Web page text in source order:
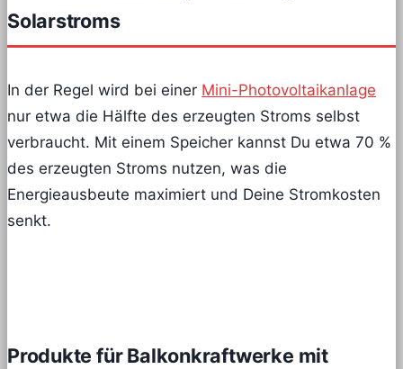
Solarstroms
In der Regel wird bei einer Mini-Photovoltaikanlage
nur etwa die Hälfte des erzeugten Stroms selbst
verbraucht. Mit einem Speicher kannst Du etwa 70 %
des erzeugten Stroms nutzen, was die
Energieausbeute maximiert und Deine Stromkosten
senkt.
Produkte für Balkonkraftwerke mit